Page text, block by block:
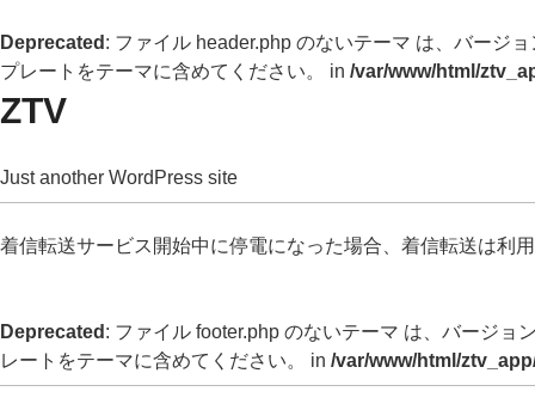
Deprecated : ファイル header.php のないテーマ は、バージ
プレートをテーマに含めてください。 in /var/www/html/
ZTV
Just another WordPress site
着信転送サービス開始中に停電になった場合、着信転送は利
Deprecated : ファイル footer.php のないテーマ は、バージョ
レートをテーマに含めてください。 in /var/www/html/